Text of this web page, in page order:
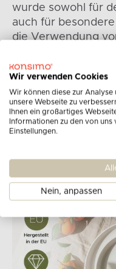
wurde sowohl für
auch für
die Verwendung
Qualität und die
äußerst langlebiges
anbieten. Die
Farbvarianten,
Wir verwenden Cookies
Wir können diese zur Analyse
unsere Webseite zu
Ihnen ein großartiges
Informationen zu den von
Einstellungen.
Nein, anpassen